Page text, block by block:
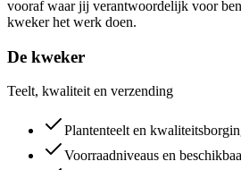
vooraf waar jij verantwoordelijk voor
kweker het werk doen.
De kweker
Teelt, kwaliteit en verzending
Plantenteelt en
Voorraadniveaus en